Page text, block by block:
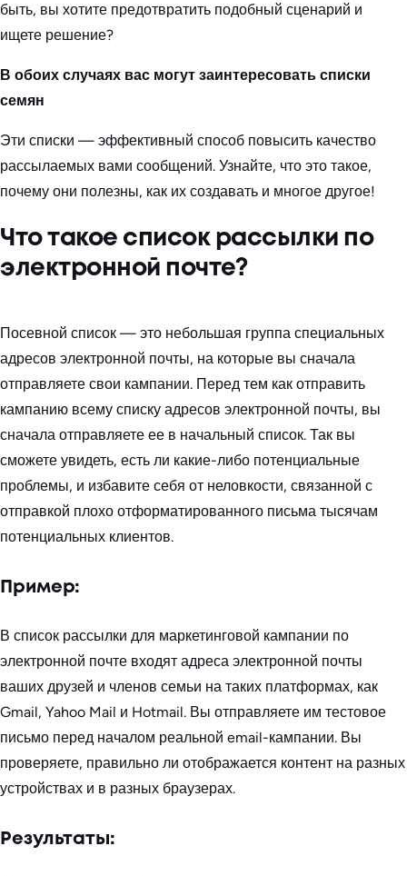
быть, вы хотите предотвратить подобный сценарий и
ищете решение?
В обоих случаях вас могут заинтересовать списки
семян
Эти списки — эффективный способ повысить качество
рассылаемых вами сообщений. Узнайте, что это такое,
почему они полезны, как их создавать и многое другое!
Что такое список рассылки по
электронной почте?
Посевной список — это небольшая группа специальных
адресов электронной почты, на которые вы сначала
отправляете свои кампании. Перед тем как отправить
кампанию всему списку адресов электронной почты, вы
сначала отправляете ее в начальный список. Так вы
сможете увидеть, есть ли какие-либо потенциальные
проблемы, и избавите себя от неловкости, связанной с
отправкой плохо отформатированного письма тысячам
потенциальных клиентов.
Пример:
В список рассылки для маркетинговой кампании по
электронной почте входят адреса электронной почты
ваших друзей и членов семьи на таких платформах, как
Gmail, Yahoo Mail и Hotmail. Вы отправляете им тестовое
письмо перед началом реальной email-кампании. Вы
проверяете, правильно ли отображается контент на разных
устройствах и в разных браузерах.
Результаты: